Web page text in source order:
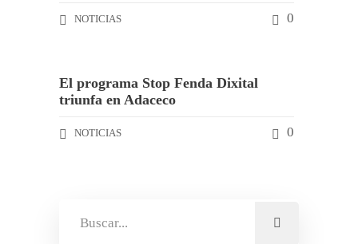
NOTICIAS 0
El programa Stop Fenda Dixital
triunfa en Adaceco
NOTICIAS 0